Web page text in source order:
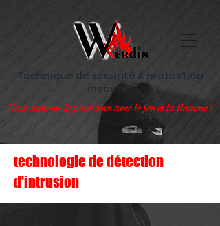
Technique de sécurité & protection
incendie
Nous sommes là pour vous avec le feu et la flamme !
technologie de détection
d'intrusion